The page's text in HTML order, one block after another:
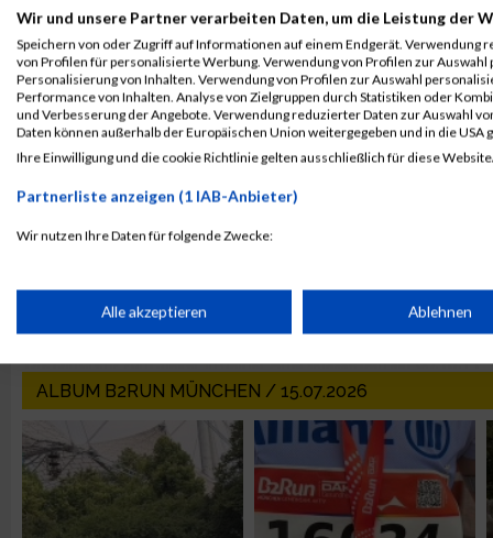
ALBUM B2RUN MÜNCHEN / 15.07.2026
Wir und unsere Partner verarbeiten Daten, um die Leistung der
Speichern von oder Zugriff auf Informationen auf einem Endgerät. Verwendung
von Profilen für personalisierte Werbung. Verwendung von Profilen zur
Personalisierung von Inhalten. Verwendung von Profilen zur Auswahl
Performance von Inhalten. Analyse von Zielgruppen durch Statistiken oder
und Verbesserung der Angebote. Verwendung reduzierter Daten zur Auswahl
Daten können außerhalb der Europäischen Union weitergegeben und in die USA
Ihre Einwilligung und die cookie Richtlinie gelten ausschließlich für diese
Partnerliste anzeigen (1 IAB-Anbieter)
Wir nutzen Ihre Daten für folgende Zwecke:
Speichern von oder Zugriff auf Informationen auf einem
Verwendung reduzierter Daten zur Auswahl von
Erstellung von Profilen für personalisierte Werbung
Verwendung von Profilen zur Auswahl personalisierter Werbung
Alle akzeptieren Ablehnen